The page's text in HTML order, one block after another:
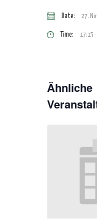
Date: 27.
Time: 17:15
Ähnliche